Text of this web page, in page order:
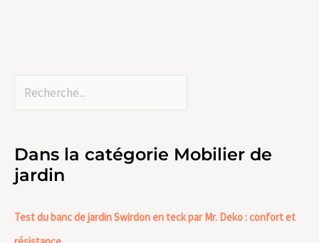
Dans la catégorie Mobilier de
jardin
Test du banc de jardin Swirdon en teck par Mr. Deko : confort et